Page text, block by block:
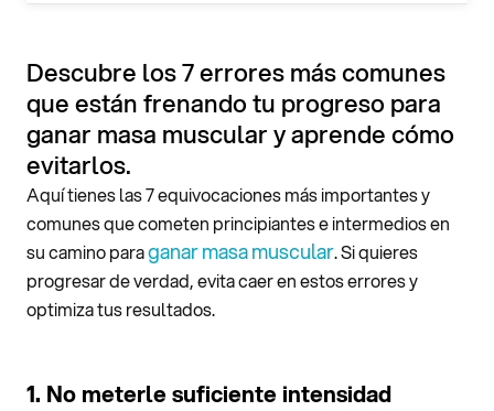
Descubre los 7 errores más comunes
que están frenando tu progreso para
ganar masa muscular y aprende cómo
evitarlos.
Aquí tienes las 7 equivocaciones más importantes y
comunes que cometen principiantes e intermedios en
su camino paraganar masa muscular. Si quieres
progresar de verdad, evita caer en estos errores y
optimiza tus resultados.
1. No meterle suficiente intensidad
100%